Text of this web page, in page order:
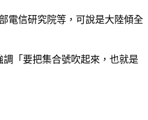
電信研究院等，可說是大陸傾全
「要把集合號吹起來，也就是